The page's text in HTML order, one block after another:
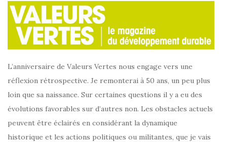
L’anniversaire de Valeurs Vertes nous engage vers une
réflexion rétrospective. Je remonterai à 50 ans, un peu plus
loin que sa naissance. Sur certaines questions il y a eu des
évolutions favorables sur d’autres non. Les obstacles actuels
peuvent être éclairés en considérant la dynamique
historique et les actions politiques ou militantes, que je vais